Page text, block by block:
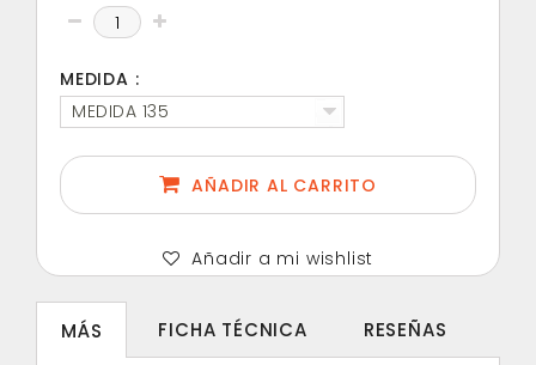
MEDIDA :
MEDIDA 135
AÑADIR AL CARRITO
Añadir a mi wishlist
MÁS FICHA TÉCNICA RESEÑAS